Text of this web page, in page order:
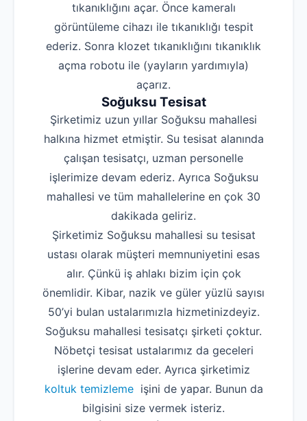
tıkanıklığını açar. Önce kameralı
görüntüleme cihazı ile tıkanıklığı tespit
ederiz. Sonra klozet tıkanıklığını tıkanıklık
açma robotu ile (yayların yardımıyla)
açarız.
Soğuksu Tesisat
Şirketimiz uzun yıllar Soğuksu mahallesi
halkına hizmet etmiştir. Su tesisat alanında
çalışan tesisatçı, uzman personelle
işlerimize devam ederiz. Ayrıca Soğuksu
mahallesi ve tüm mahallelerine en çok 30
dakikada geliriz.
Şirketimiz Soğuksu mahallesi su tesisat
ustası olarak müşteri memnuniyetini esas
alır. Çünkü iş ahlakı bizim için çok
önemlidir. Kibar, nazik ve güler yüzlü sayısı
50’yi bulan ustalarımızla hizmetinizdeyiz.
Soğuksu mahallesi tesisatçı şirketi çoktur.
Nöbetçi tesisat ustalarımız da geceleri
işlerine devam eder. Ayrıca şirketimiz
koltuk temizlemeişini de yapar. Bunun da
bilgisini size vermek isteriz.